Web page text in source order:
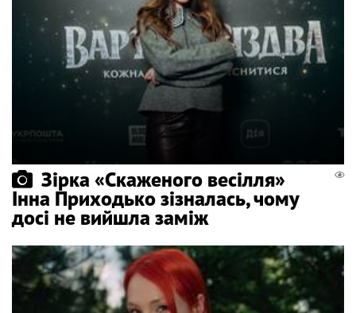
Зірка «Скаженого весілля»
Інна Приходько зізналась, чому
досі не вийшла заміж